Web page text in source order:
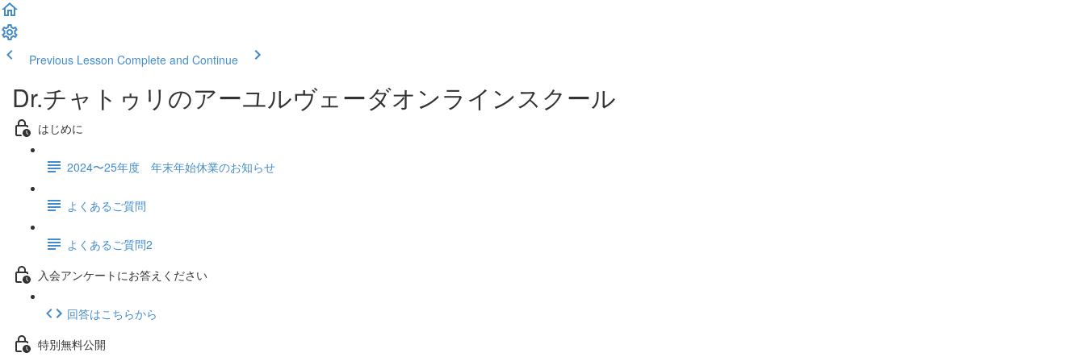
Previous Lesson Complete and Continue
Dr.チャトゥリのアーユルヴェーダオンラインスクール
はじめに
2024〜25年度 年末年始休業のお知らせ
よくあるご質問
よくあるご質問2
入会アンケートにお答えください
回答はこちらから
特別無料公開